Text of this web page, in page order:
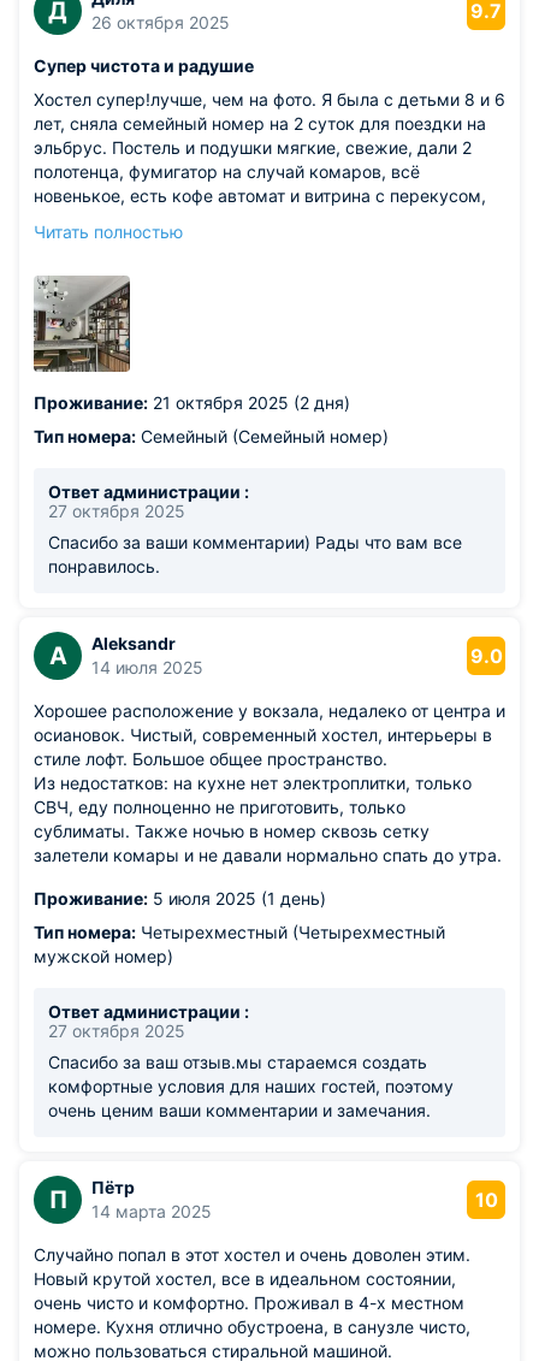
Д
26 октября 2025
9.7
Супер чистота и радушие
Хостел супер!лучше, чем на фото. Я была с детьми 8 и 6
лет, сняла семейный номер на 2 суток для поездки на
эльбрус. Постель и подушки мягкие, свежие, дали 2
полотенца, фумигатор на случай комаров, всё
новенькое, есть кофе автомат и витрина с перекусом,
Из недостатков: кто-то курил в туалете. Но это не вина
курят.
Читать полностью
Проживание: 21 октября 2025 (2 дня)
Тип номера: Семейный (Семейный номер)
Ответ администрации :
27 октября 2025
Спасибо за ваши комментарии) Рады что вам все
понравилось.
A
Aleksandr
14 июля 2025
9.0
Хорошее расположение у вокзала, недалеко от центра и
осиановок. Чистый, современный хостел, интерьеры в
стиле лофт. Большое общее пространство.
Из недостатков: на кухне нет электроплитки, только
СВЧ, еду полноценно не приготовить, только
сублиматы. Также ночью в номер сквозь сетку
залетели комары и не давали нормально спать до утра.
Проживание: 5 июля 2025 (1 день)
Тип номера: Четырехместный (Четырехместный
мужской номер)
Ответ администрации :
27 октября 2025
Спасибо за ваш отзыв.мы стараемся создать
комфортные условия для наших гостей, поэтому
очень ценим ваши комментарии и замечания.
П
Пётр
14 марта 2025
10
Случайно попал в этот хостел и очень доволен этим.
Новый крутой хостел, все в идеальном состоянии,
очень чисто и комфортно. Проживал в 4-х местном
номере. Кухня отлично обустроена, в санузле чисто,
можно пользоваться стиральной машиной.